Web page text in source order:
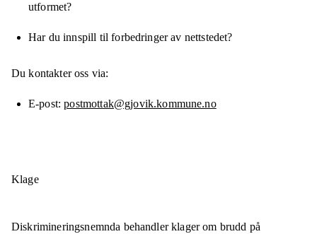
utformet?
Har du innspill til forbedringer av nettstedet?
Du kontakter oss via:
E-post postmottak@gjovik.kommune.no
Klage
Diskrimineringsnemnda behandler klager om brudd på